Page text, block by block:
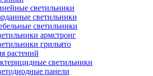
светильники
светильники
светильники
армстронг
грильято
растений
светильники
панели